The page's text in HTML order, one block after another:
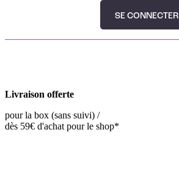
SE CONNECTER
Livraison offerte
pour la box (sans suivi) /
dès 59€ d'achat pour le shop*